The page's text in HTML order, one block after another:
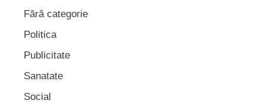
Fără categorie
Politica
Publicitate
Sanatate
Social